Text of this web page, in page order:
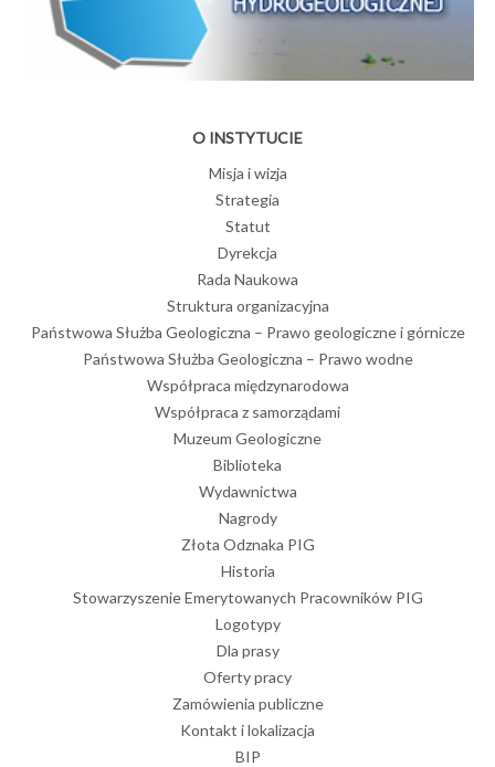
O INSTYTUCIE
Misja i wizja
Strategia
Statut
Dyrekcja
Rada Naukowa
Struktura organizacyjna
Państwowa Służba Geologiczna – Prawo geologiczne i górnicze
Państwowa Służba Geologiczna – Prawo wodne
Współpraca międzynarodowa
Współpraca z samorządami
Muzeum Geologiczne
Biblioteka
Wydawnictwa
Nagrody
Złota Odznaka PIG
Historia
Stowarzyszenie Emerytowanych Pracowników PIG
Logotypy
Dla prasy
Oferty pracy
Zamówienia publiczne
Kontakt i lokalizacja
BIP